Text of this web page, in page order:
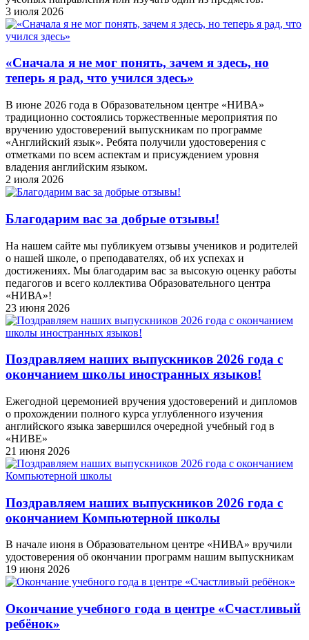
3 июля 2026
«Сначала я не мог понять, зачем я здесь, но
теперь я рад, что учился здесь»
В июне 2026 года в Образовательном центре «НИВА»
традиционно состоялись торжественные мероприятия по
вручению удостоверений выпускникам по программе
«Английский язык». Ребята получили удостоверения с
отметками по всем аспектам и присуждением уровня
владения английским языком.
2 июля 2026
Благодарим вас за добрые отзывы!
На нашем сайте мы публикуем отзывы учеников и родителей
о нашей школе, о преподавателях, об их успехах и
достижениях. Мы благодарим вас за высокую оценку работы
педагогов и всего коллектива Образовательного центра
«НИВА»!
23 июня 2026
Поздравляем наших выпускников 2026 года c
окончанием школы иностранных языков!
Ежегодной церемонией вручения удостоверений и дипломов
о прохождении полного курса углубленного изучения
английского языка завершился очередной учебный год в
«НИВЕ»
21 июня 2026
Поздравляем наших выпускников 2026 года c
окончанием Компьютерной школы
В начале июня в Образовательном центре «НИВА» вручили
удостоверения об окончании программ нашим выпускникам
19 июня 2026
Окончание учебного года в центре «Счастливый
ребёнок»